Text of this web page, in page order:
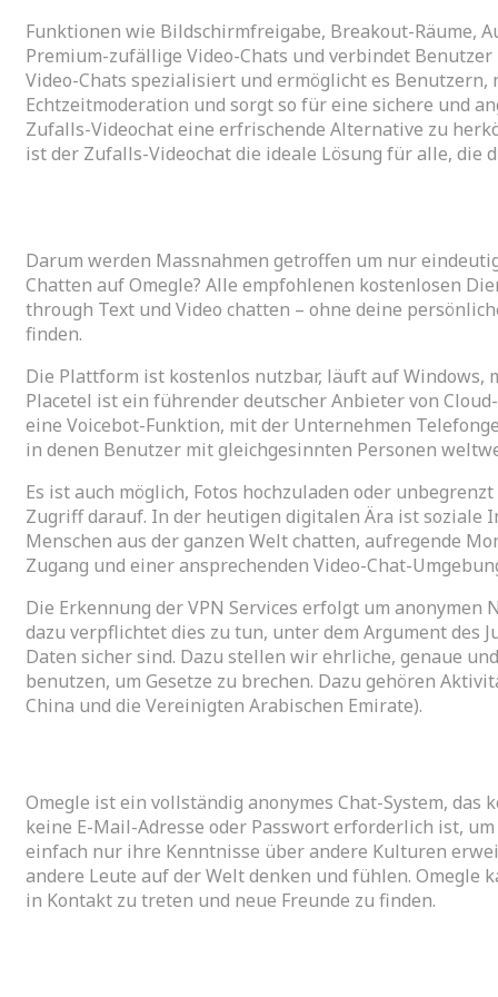
Funktionen wie Bildschirmfreigabe, Breakout-Räume,
Premium-zufällige Video-Chats und verbindet
Video-Chats spezialisiert und ermöglicht es
Echtzeitmoderation und sorgt so für eine sichere und
Zufalls-Videochat eine erfrischende Alternative zu
ist der Zufalls-Videochat die ideale Lösung für alle, die
Darum werden Massnahmen getroffen um nur
Chatten auf Omegle? Alle empfohlenen kostenlosen
through Text und Video chatten – ohne deine
finden.
Die Plattform ist kostenlos nutzbar, läuft auf Windows,
Placetel ist ein führender deutscher Anbieter von
eine Voicebot-Funktion, mit der Unternehmen
in denen Benutzer mit gleichgesinnten Personen
Es ist auch möglich, Fotos hochzuladen oder
Zugriff darauf. In der heutigen digitalen Ära ist soziale
Menschen aus der ganzen Welt chatten, aufregende
Zugang und einer ansprechenden Video-Chat-
Die Erkennung der VPN Services erfolgt um
dazu verpflichtet dies zu tun, unter dem Argument des
Daten sicher sind. Dazu stellen wir ehrliche, genaue
benutzen, um Gesetze zu brechen. Dazu gehören
China und die Vereinigten Arabischen Emirate).
Omegle ist ein vollständig anonymes Chat-System,
keine E-Mail-Adresse oder Passwort erforderlich ist,
einfach nur ihre Kenntnisse über andere Kulturen
andere Leute auf der Welt denken und fühlen. Omegle
in Kontakt zu treten und neue Freunde zu finden.